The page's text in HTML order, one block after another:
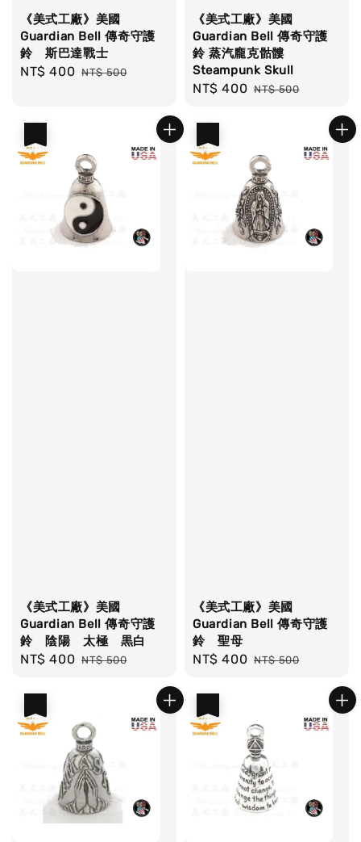
《美式工廠》美國
Guardian Bell 傳奇守護
鈴 斯巴達戰士
Sale
NT$ 400 Regular
NT$ 500
《美式工廠》美國
Guardian Bell 傳奇守護
鈴 蒸汽龐克骷髏
Steampunk Skull
Sale
NT$ 400 Regular
NT$ 500
《美式工廠》美國
Guardian Bell 傳奇守護
鈴 陰陽 太極 黒白
Sale
NT$ 400 Regular
NT$ 500
《美式工廠》美國
Guardian Bell 傳奇守護
鈴 聖母
Sale
NT$ 400 Regular
NT$ 500